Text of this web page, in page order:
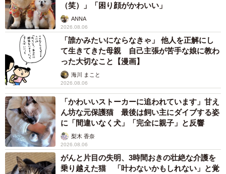
（笑）」「困り顔がかわいい」
ANNA
2026.08.06
「誰かみたいにならなきゃ」 他人を正解にし
て生きてきた母親 自己主張が苦手な娘に教わ
った大切なこと【漫画】
海川 まこと
2026.08.06
「かわいいストーカーに追われています」甘え
ん坊な元保護猫 最後は飼い主にダイブする姿
に「間違いなく犬」「完全に親子」と反響
梨木 香奈
2026.08.06
がんと片目の失明、3時間おきの壮絶な介護を
乗り越えた猫 「叶わないかもしれない」と覚